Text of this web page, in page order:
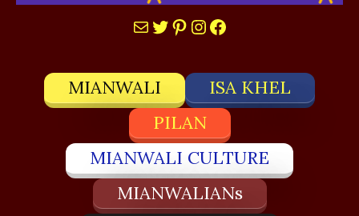
MailTwitter
Pinterest
Instagram
Facebook
MIANWALI
ISA KHEL
PILAN
MIANWALI CULTURE
MIANWALIANs